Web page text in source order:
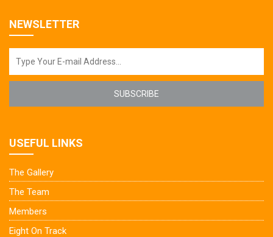
NEWSLETTER
SUBSCRIBE
USEFUL LINKS
The Gallery
The Team
Members
Eight On Track